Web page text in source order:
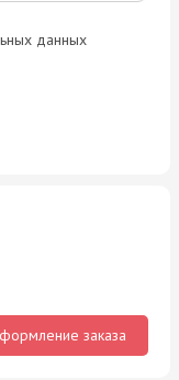
данных
заказа